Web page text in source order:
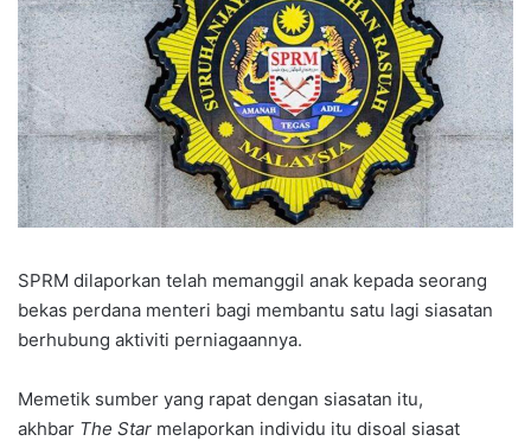
SPRM dilaporkan telah memanggil anak kepada seorang
bekas perdana menteri bagi membantu satu lagi siasatan
berhubung aktiviti perniagaannya.
Memetik sumber yang rapat dengan siasatan itu,
akhbar The Star melaporkan individu itu disoal siasat